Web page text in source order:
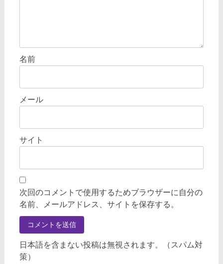
名前
メール
サイト
次回のコメントで使用するためブラウザーに自分の
名前、メールアドレス、サイトを保存する。
日本語を含まない投稿は無視されます。（スパム対
策）